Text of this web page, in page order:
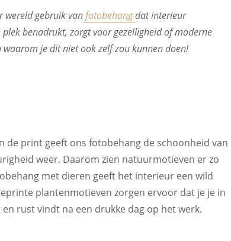
wereld gebruik vanfotobehangdat interieur
benadrukt, zorgt voor gezelligheid of moderne
waarom je dit niet ook zelf zou kunnen doen!
de print geeft ons fotobehang de schoonheid van
weer. Daarom zien natuurmotieven er zo
met dieren geeft het interieur een wild
plantenmotieven zorgen ervoor dat je je in
rust vindt na een drukke dag op het werk.